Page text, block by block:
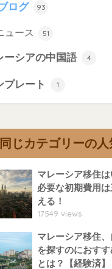
ログ 93
ュース 51
ーシアの中国語 4
プレート 1
同じカテゴリーの
マレーシア移住
必要な初期費用
える！
17549 views
マレーシア移住
を探すのにおす
とは？【経験済】